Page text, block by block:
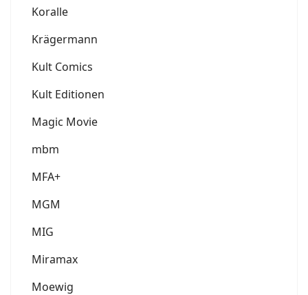
Koralle
Krägermann
Kult Comics
Kult Editionen
Magic Movie
mbm
MFA+
MGM
MIG
Miramax
Moewig